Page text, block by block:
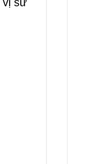
vị sử